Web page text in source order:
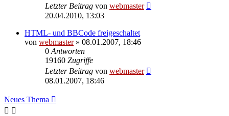
Letzter Beitrag von webmaster
20.04.2010, 13:03
HTML- und BBCode freigeschaltet
von webmaster» 08.01.2007, 18:46
0 Antworten
19160 Zugriffe
Letzter Beitrag von webmaster
08.01.2007, 18:46
Neues Thema